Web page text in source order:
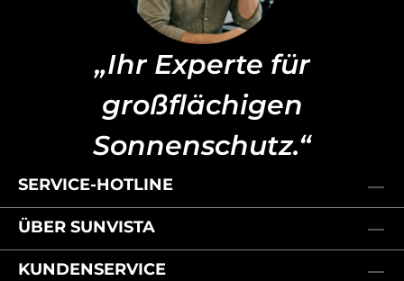
„Ihr Experte für
großflächigen
Sonnenschutz.“
SERVICE-HOTLINE
ÜBER SUNVISTA
KUNDENSERVICE